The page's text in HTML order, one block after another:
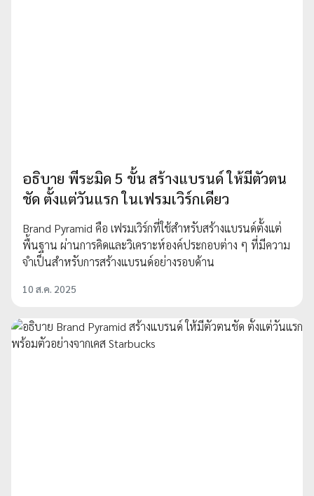
อธิบาย พีระมิด 5 ขั้น สร้างแบรนด์ ให้มีตัวตน
ชัด ตั้งแต่วันแรก ในเฟรมเวิร์กเดียว
Brand Pyramid คือ เฟรมเวิร์กที่ใช้สำหรับสร้างแบรนด์ตั้งแต่
พื้นฐาน ผ่านการคิดและวิเคราะห์องค์ประกอบต่าง ๆ ที่มีความ
จำเป็นสำหรับการสร้างแบรนด์อย่างรอบด้าน
10 ส.ค. 2025